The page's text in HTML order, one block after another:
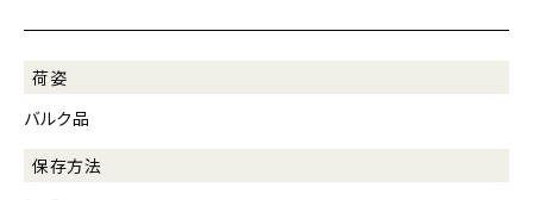
荷姿
バルク品
保存方法